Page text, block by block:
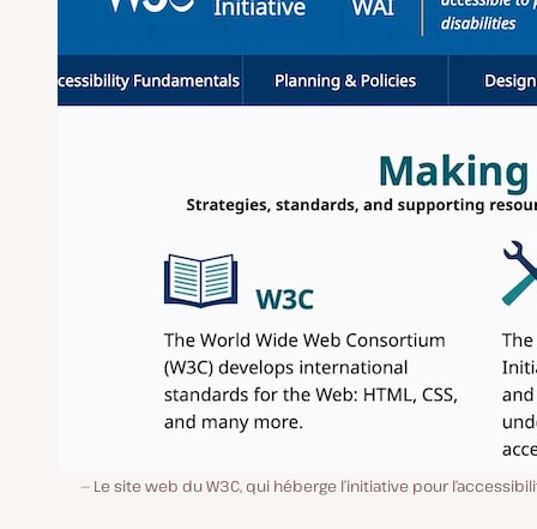
Le site web du W3C, qui héberge l’initiative pour